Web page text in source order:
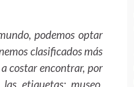
podemos optar
clasificados más
costar encontrar, por